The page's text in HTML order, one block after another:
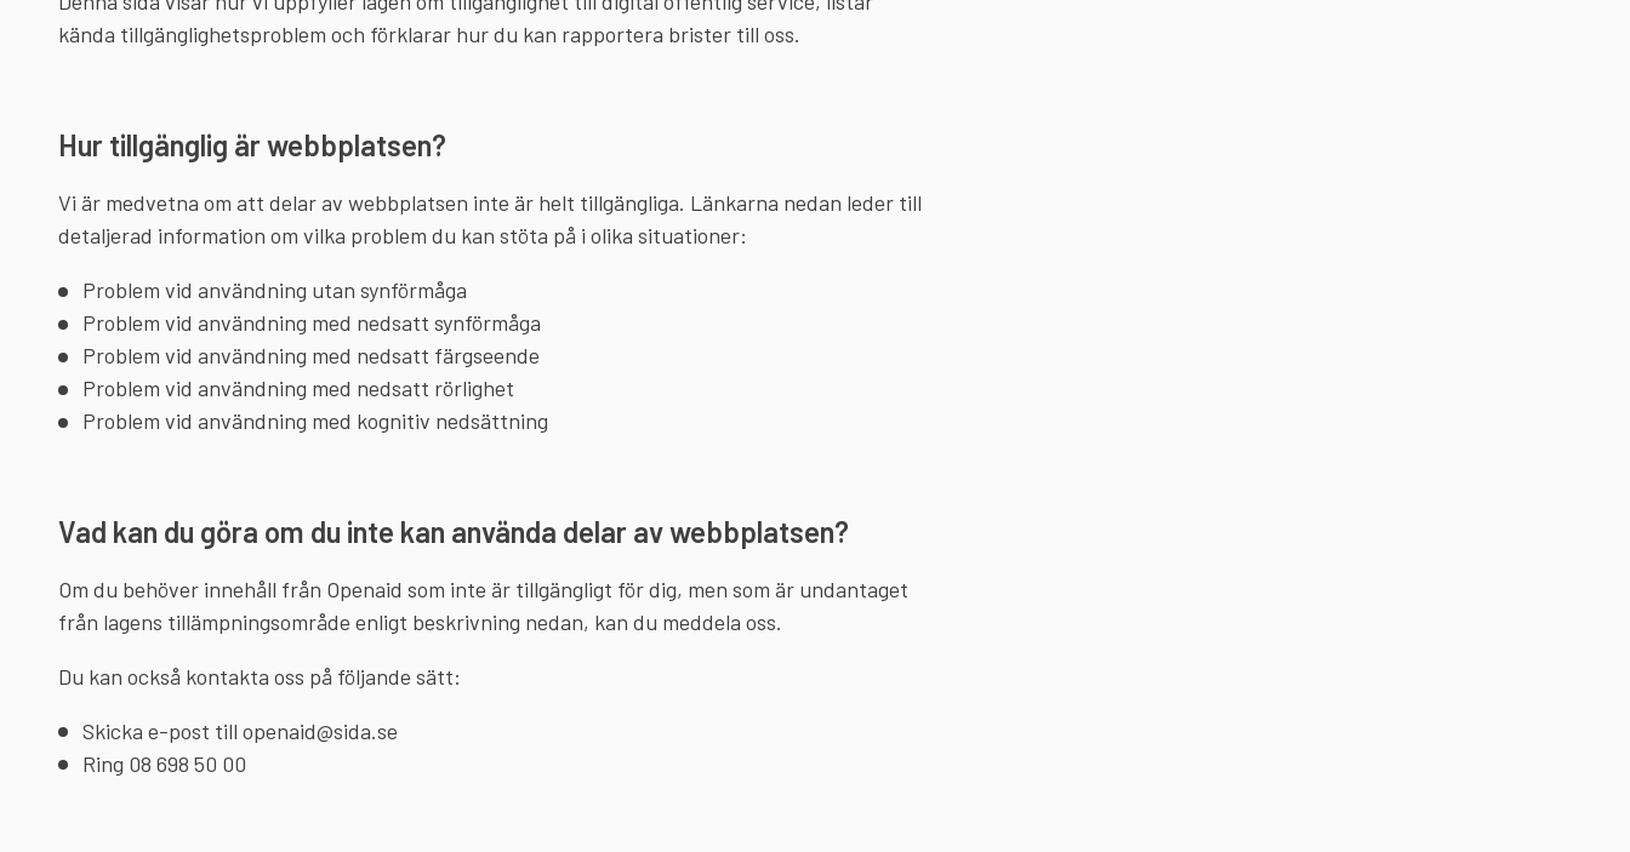
kända tillgänglighetsproblem och förklarar hur du kan rapportera brister till oss.
Hur tillgänglig är webbplatsen?
Vi är medvetna om att delar av webbplatsen inte är helt tillgängliga. Länkarna nedan leder till
detaljerad information om vilka problem du kan stöta på i olika situationer:
Problem vid användning utan synförmåga
Problem vid användning med nedsatt synförmåga
Problem vid användning med nedsatt färgseende
Problem vid användning med nedsatt rörlighet
Problem vid användning med kognitiv nedsättning
Vad kan du göra om du inte kan använda delar av webbplatsen?
Om du behöver innehåll från Openaid som inte är tillgängligt för dig, men som är undantaget
från lagens tillämpningsområde enligt beskrivning nedan, kan du meddela oss.
Du kan också kontakta oss på följande sätt:
Skicka e-post till openaid@sida.se
Ring 08 698 50 00